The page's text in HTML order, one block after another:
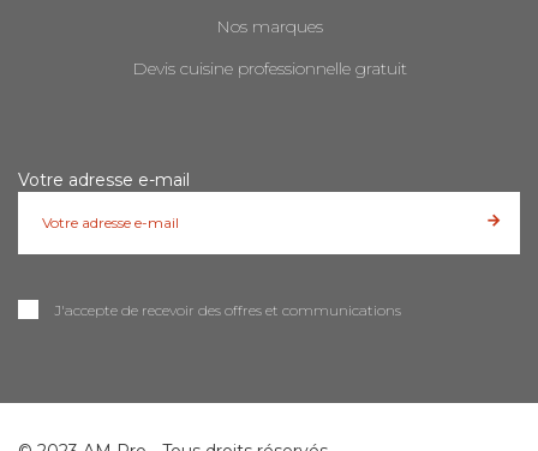
Nos marques
Devis cuisine professionnelle gratuit
Votre adresse e-mail
J'accepte de recevoir des offres et communications